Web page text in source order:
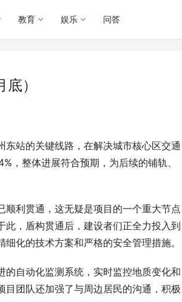
教育 娱乐 问答
）
站的关键线路，在解决城市核心区交通
，整体进展符合预期，为后续的铺轨、
利贯通，这无疑是项目的一个重大节点
，盾构贯通后，建设者们正全力投入到
化的技术方案和严格的安全管理措施。
自动化监测系统，实时监控地质变化和
团队还加强了与周边居民的沟通，积极